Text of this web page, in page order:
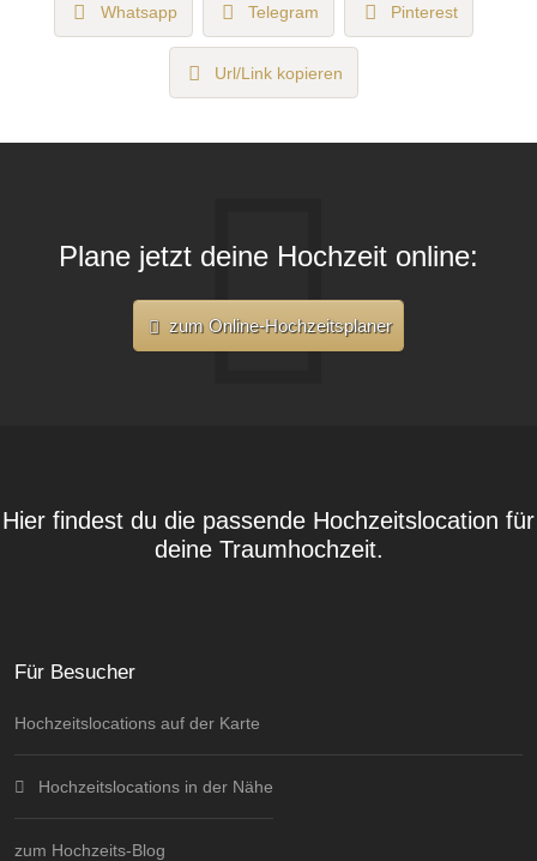
Whatsapp Telegram Pinterest
Url/Link kopieren
Plane jetzt deine Hochzeit online:
zum Online-Hochzeitsplaner
Hier findest du die passende Hochzeitslocation für
deine Traumhochzeit.
Für Besucher
Hochzeitslocations auf der Karte
Hochzeitslocations in der Nähe
zum Hochzeits-Blog